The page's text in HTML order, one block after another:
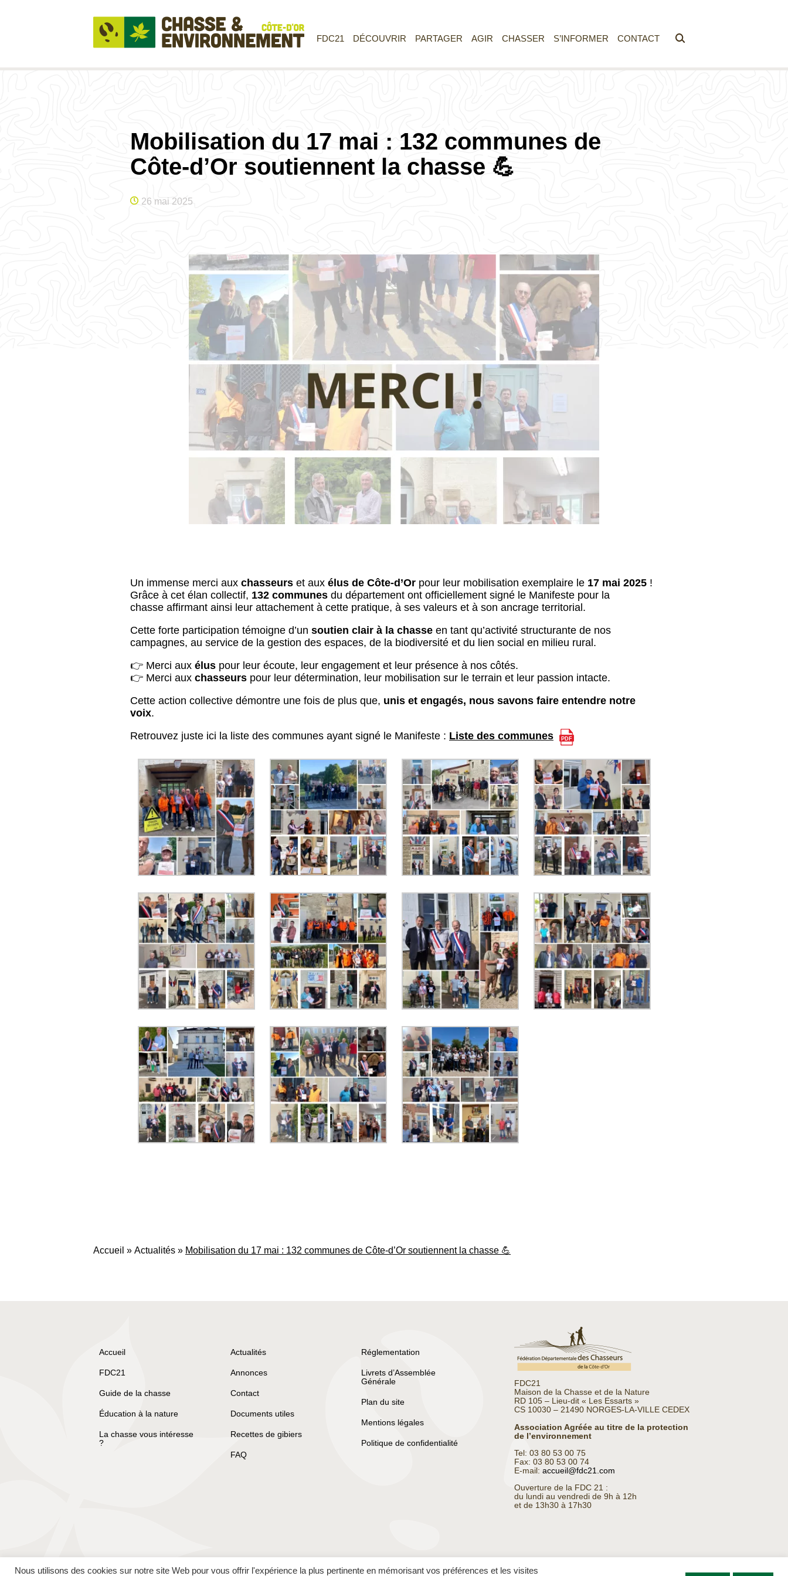
FDC21 DÉCOUVRIR PARTAGER AGIR CHASSER S’INFORMER CONTACT
Mobilisation du 17 mai : 132 communes de
Côte-d’Or soutiennent la chasse 💪
26 mai 2025
Un immense merci aux chasseurs et aux élus de Côte-d’Or pour leur mobilisation exemplaire le 17 mai 2025 !
Grâce à cet élan collectif, 132 communes du département ont officiellement signé le Manifeste pour la
chasse affirmant ainsi leur attachement à cette pratique, à ses valeurs et à son ancrage territorial.
Cette forte participation témoigne d’un soutien clair à la chasse en tant qu’activité structurante de nos
campagnes, au service de la gestion des espaces, de la biodiversité et du lien social en milieu rural.
👉 Merci aux élus pour leur écoute, leur engagement et leur présence à nos côtés.
👉 Merci aux chasseurs pour leur détermination, leur mobilisation sur le terrain et leur passion intacte.
Cette action collective démontre une fois de plus que, unis et engagés, nous savons faire entendre notre
voix.
Retrouvez juste ici la liste des communes ayant signé le Manifeste : Liste des communes
Accueil » Actualités » Mobilisation du 17 mai : 132 communes de Côte-d’Or soutiennent la chasse 💪
Accueil
FDC21
Guide de la chasse
Éducation à la nature
La chasse vous intéresse
?
Actualités
Annonces
Contact
Documents utiles
Recettes de gibiers
FAQ
Réglementation
Livrets d’Assemblée
Générale
Plan du site
Mentions légales
Politique de confidentialité
FDC21
Maison de la Chasse et de la Nature
RD 105 – Lieu-dit « Les Essarts »
CS 10030 – 21490 NORGES-LA-VILLE CEDEX
Association Agréée au titre de la protection
de l’environnement
Tel: 03 80 53 00 75
Fax: 03 80 53 00 74
E-mail:accueil@fdc21.com
Ouverture de la FDC 21 :
du lundi au vendredi de 9h à 12h
et de 13h30 à 17h30
Nous utilisons des cookies sur notre site Web pour vous offrir l'expérience la plus pertinente en mémorisant vos préférences et les visites